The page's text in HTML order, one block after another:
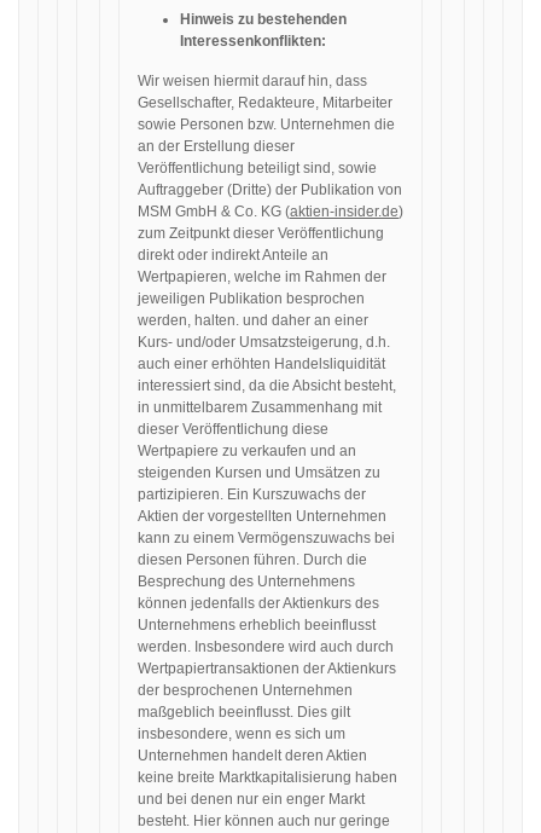
Hinweis zu bestehenden
Interessenkonflikten:
Wir weisen hiermit darauf hin, dass
Gesellschafter, Redakteure, Mitarbeiter
sowie Personen bzw. Unternehmen die
an der Erstellung dieser
Veröffentlichung beteiligt sind, sowie
Auftraggeber (Dritte) der Publikation von
MSM GmbH & Co. KG (aktien-insider.de)
zum Zeitpunkt dieser Veröffentlichung
direkt oder indirekt Anteile an
Wertpapieren, welche im Rahmen der
jeweiligen Publikation besprochen
werden, halten. und daher an einer
Kurs- und/oder Umsatzsteigerung, d.h.
auch einer erhöhten Handelsliquidität
interessiert sind, da die Absicht besteht,
in unmittelbarem Zusammenhang mit
dieser Veröffentlichung diese
Wertpapiere zu verkaufen und an
steigenden Kursen und Umsätzen zu
partizipieren. Ein Kurszuwachs der
Aktien der vorgestellten Unternehmen
kann zu einem Vermögenszuwachs bei
diesen Personen führen. Durch die
Besprechung des Unternehmens
können jedenfalls der Aktienkurs des
Unternehmens erheblich beeinflusst
werden. Insbesondere wird auch durch
Wertpapiertransaktionen der Aktienkurs
der besprochenen Unternehmen
maßgeblich beeinflusst. Dies gilt
insbesondere, wenn es sich um
Unternehmen handelt deren Aktien
keine breite Marktkapitalisierung haben
und bei denen nur ein enger Markt
besteht. Hier können auch nur geringe